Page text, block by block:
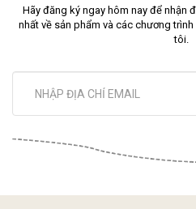
Hãy đăng ký ngay hôm nay để nhận
nhất về sản phẩm và các chương
tôi.